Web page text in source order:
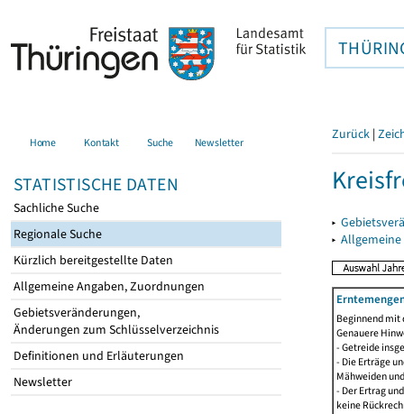
Home Kontakt Suche Newsletter
STATISTISCHE DATEN
Sachliche Suche
Regionale Suche
Kürzlich bereitgestellte Daten
Allgemeine Angaben, Zuordnungen
Gebietsveränderungen,
Änderungen zum Schlüsselverzeichnis
Definitionen und Erläuterungen
Newsletter
Zurück |
▸
▸
Beginnend mit
Genauere
- Getreide
- Die Erträge
Mähweiden
- Der Ertrag
keine